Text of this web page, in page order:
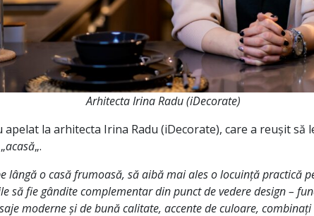
Arhitecta Irina Radu (iDecorate)
apelat la arhitecta Irina Radu (iDecorate), care a reușit
acasă„.
lângă o casă frumoasă, să aibă mai ales o locuință practică
să fie gândite complementar din punct de vedere design –
moderne și de bună calitate, accente de culoare,